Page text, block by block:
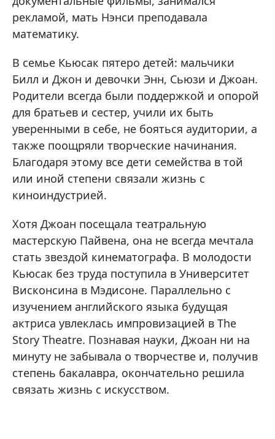
рекламой, мать Нэнси преподавала
математику.
В семье Кьюсак пятеро детей: мальчики
Билл и Джон и девочки Энн, Сьюзи и Джоан.
Родители всегда были поддержкой и опорой
для братьев и сестер, учили их быть
уверенными в себе, не бояться аудитории, а
также поощряли творческие начинания.
Благодаря этому все дети семейства в той
или иной степени связали жизнь с
киноиндустрией.
Хотя Джоан посещала театральную
мастерскую Пайвена, она не всегда мечтала
стать звездой кинематографа. В молодости
Кьюсак без труда поступила в Университет
Висконсина в Мэдисоне. Параллельно с
изучением английского языка будущая
актриса увлеклась импровизацией в The
Story Theatre. Познавая науки, Джоан ни на
минуту не забывала о творчестве и, получив
степень бакалавра, окончательно решила
связать жизнь с искусством.